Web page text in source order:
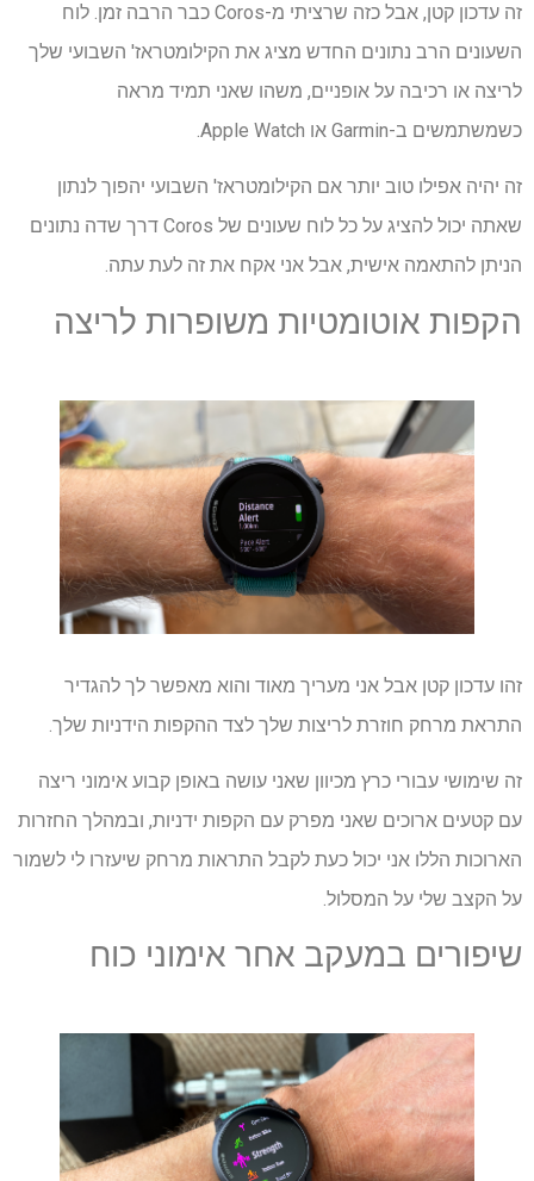
זה עדכון קטן, אבל כזה שרציתי מ-Coros כבר הרבה זמן. לוח
השעונים הרב נתונים החדש מציג את הקילומטראז' השבועי שלך
לריצה או רכיבה על אופניים, משהו שאני תמיד מראה
כשמשתמשים ב-Garmin או Apple Watch.
זה יהיה אפילו טוב יותר אם הקילומטראז' השבועי יהפוך לנתון
שאתה יכול להציג על כל לוח שעונים של Coros דרך שדה נתונים
הניתן להתאמה אישית, אבל אני אקח את זה לעת עתה.
הקפות אוטומטיות משופרות לריצה
זהו עדכון קטן אבל אני מעריך מאוד והוא מאפשר לך להגדיר
התראת מרחק חוזרת לריצות שלך לצד ההקפות הידניות שלך.
זה שימושי עבורי כרץ מכיוון שאני עושה באופן קבוע אימוני ריצה
עם קטעים ארוכים שאני מפרק עם הקפות ידניות, ובמהלך החזרות
הארוכות הללו אני יכול כעת לקבל התראות מרחק שיעזרו לי לשמור
על הקצב שלי על המסלול.
שיפורים במעקב אחר אימוני כוח